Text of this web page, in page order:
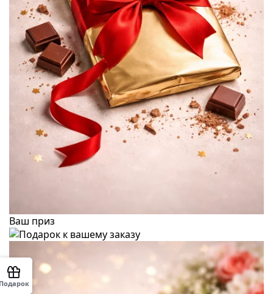
Ваш приз